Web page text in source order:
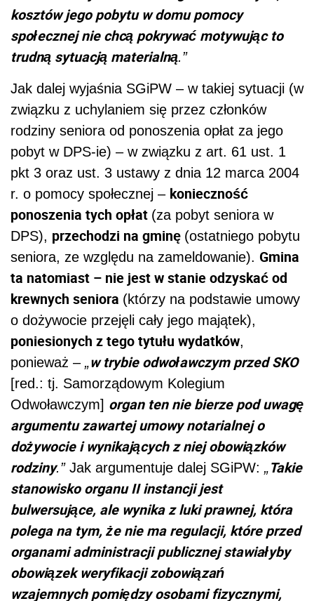
kosztów jego pobytu w domu pomocy
społecznej nie chcą pokrywać motywując to
trudną sytuacją materialną.”
Jak dalej wyjaśnia SGiPW – w takiej sytuacji (w
związku z uchylaniem się przez członków
rodziny seniora od ponoszenia opłat za jego
pobyt w DPS-ie) – w związku z art. 61 ust. 1
pkt 3 oraz ust. 3 ustawy z dnia 12 marca 2004
r. o pomocy społecznej – konieczność
ponoszenia tych opłat (za pobyt seniora w
DPS), przechodzi na gminę (ostatniego pobytu
seniora, ze względu na zameldowanie). Gmina
ta natomiast – nie jest w stanie odzyskać od
krewnych seniora (którzy na podstawie umowy
o dożywocie przejęli cały jego majątek),
poniesionych z tego tytułu wydatków,
ponieważ – „w trybie odwoławczym przed SKO
[red.: tj. Samorządowym Kolegium
Odwoławczym] organ ten nie bierze pod uwagę
argumentu zawartej umowy notarialnej o
dożywocie i wynikających z niej obowiązków
rodziny.” Jak argumentuje dalej SGiPW: „Takie
stanowisko organu II instancji jest
bulwersujące, ale wynika z luki prawnej, która
polega na tym, że nie ma regulacji, które przed
organami administracji publicznej stawiałyby
obowiązek weryfikacji zobowiązań
wzajemnych pomiędzy osobami fizycznymi,